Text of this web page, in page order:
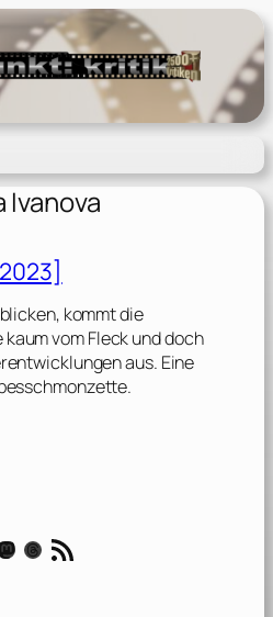
Ivanova
kommt die
vom Fleck und doch
aus. Eine
Threads RSS-Feed